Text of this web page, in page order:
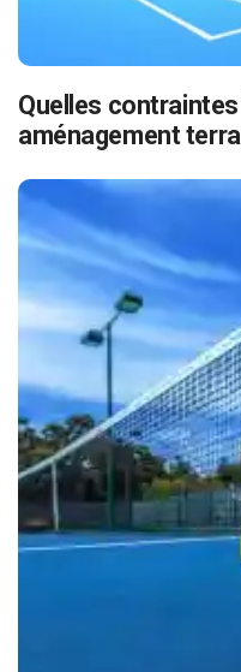
Quelles
aménagement